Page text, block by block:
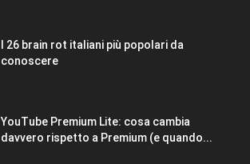
I 26 brain rot italiani più popolari da
conoscere
YouTube Premium Lite: cosa cambia
davvero rispetto a Premium (e quando...